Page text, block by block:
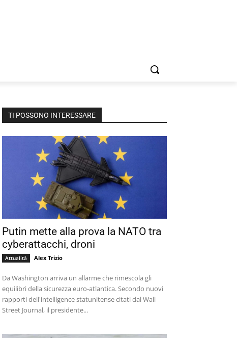
TI POSSONO INTERESSARE
Putin mette alla prova la NATO tra
cyberattacchi, droni
Attualità Alex Trizio
Da Washington arriva un allarme che rimescola gli
equilibri della sicurezza euro-atlantica. Secondo nuovi
rapporti dell'intelligence statunitense citati dal Wall
Street Journal, il presidente...